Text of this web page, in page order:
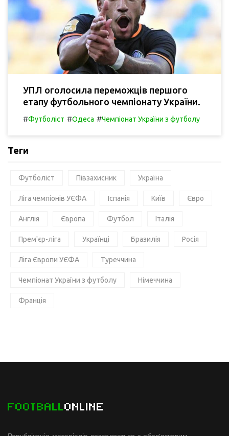
УПЛ оголосила переможців першого
етапу футбольного чемпіонату України.
#Футболіст #Одеса #Чемпіонат України з футболу
Теги
Футболіст Півзахисник Україна
Ліга чемпіонів УЄФА Іспанія Київ Євро
Англія Європа Футбол Італія
Прем'єр-ліга Українці Бразилія Росія
Ліга Європи УЄФА Туреччина
Чемпіонат України з футболу Німеччина
Франція
FOOTBALLONLINE